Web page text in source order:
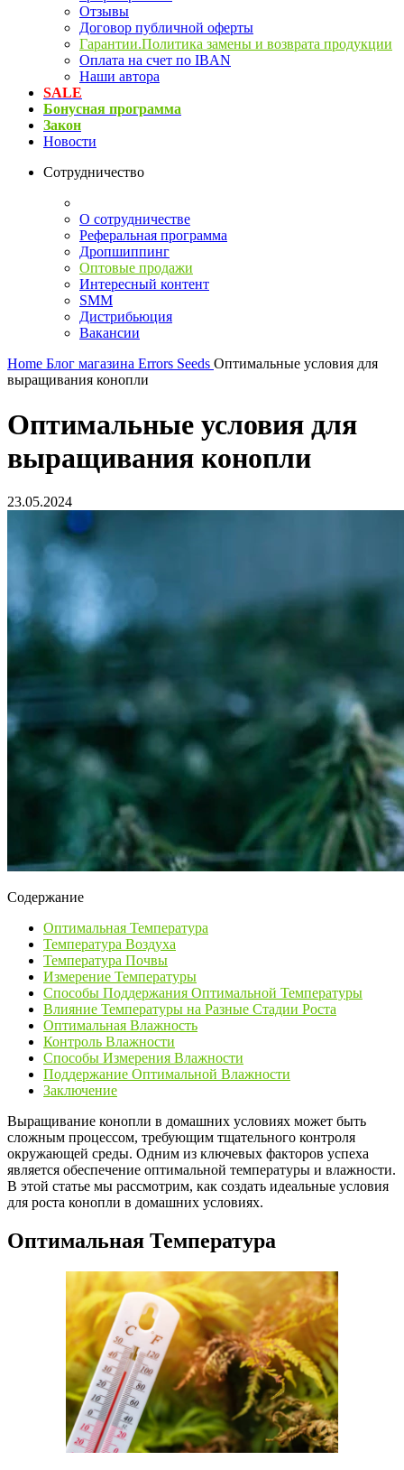
Отзывы
Договор публичной оферты
Гарантии.Политика замены и возврата продукции
Оплата на счет по IBAN
Наши автора
SALE
Бонусная программа
Закон
Новости
Сотрудничество
О сотрудничестве
Реферальная программа
Дропшиппинг
Оптовые продажи
Интересный контент
SMM
Дистрибьюция
Вакансии
Home Блог магазина Errors Seeds Оптимальные условия для
выращивания конопли
Оптимальные условия для
выращивания конопли
23.05.2024
Содержание
Оптимальная Температура
Температура Воздуха
Температура Почвы
Измерение Температуры
Способы Поддержания Оптимальной Температуры
Влияние Температуры на Разные Стадии Роста
Оптимальная Влажность
Контроль Влажности
Способы Измерения Влажности
Поддержание Оптимальной Влажности
Заключение
Выращивание конопли в домашних условиях может быть
сложным процессом, требующим тщательного контроля
окружающей среды. Одним из ключевых факторов успеха
является обеспечение оптимальной температуры и влажности.
В этой статье мы рассмотрим, как создать идеальные условия
для роста конопли в домашних условиях.
Оптимальная Температура